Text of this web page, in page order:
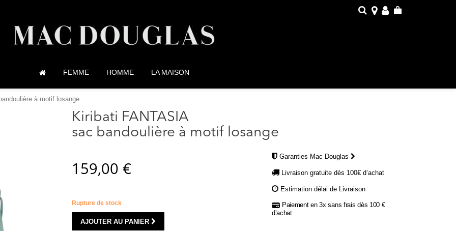
FEMME HOMME LA MAISON
à motif losange
Kiribati FANTASIA
sac bandoulière à motif losange
159,00 €
Rupture de stock
AJOUTER AU PANIER
Garanties Mac Douglas
Livraison gratuite dès 100€ d’achat
Estimation délai de Livraison
Paiement en 3x sans frais dès 100 €
d’achat